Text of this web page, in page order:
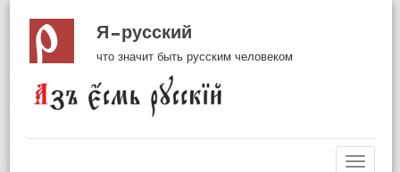
Я русский
что значит быть русским человеком